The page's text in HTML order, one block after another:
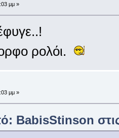
μμ »
ρολόι.
μμ »
BabisStinson